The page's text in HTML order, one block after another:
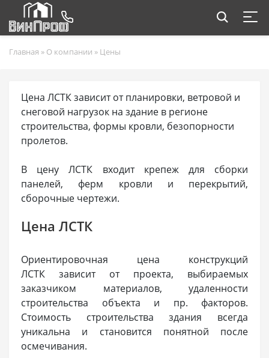
Главная » О компании » Цены
Цена ЛСТК зависит от планировки, ветровой и
снеговой нагрузок на здание в регионе
строительства, формы кровли, безопорности
пролетов.
В цену ЛСТК входит крепеж для сборки
панелей, ферм кровли и перекрытий,
сборочные чертежи.
Цена ЛСТК
Ориентировочная цена конструкций
ЛСТК зависит от проекта, выбираемых
заказчиком материалов, удаленности
строительства объекта и пр. факторов.
Стоимость строительства здания всегда
уникальна и становится понятной после
осмечивания.